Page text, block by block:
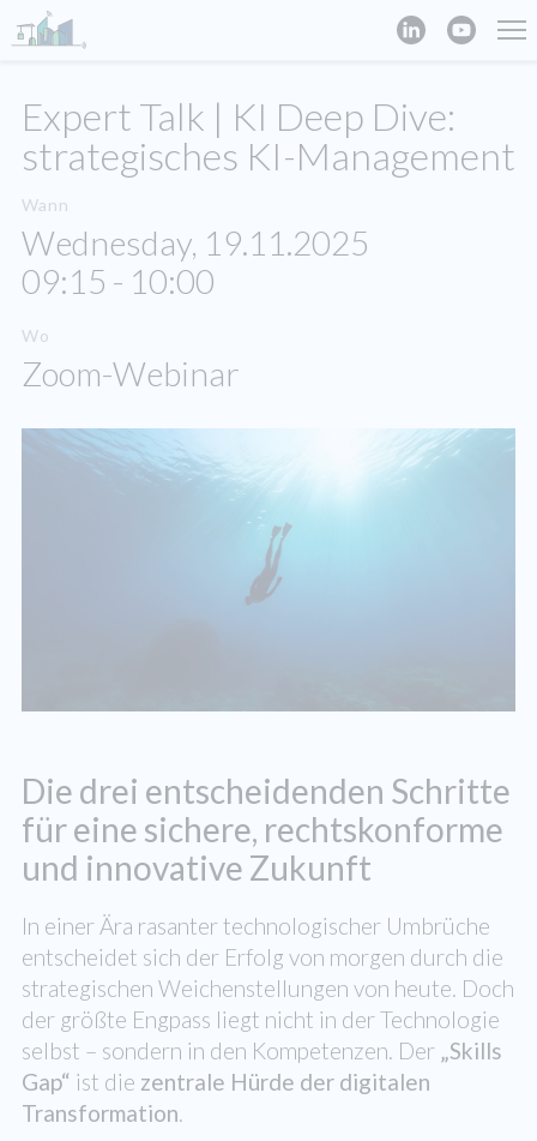
Expert Talk | KI Deep Dive:
strategisches KI-Management
Wann
Wednesday, 19.11.2025
09:15 - 10:00
Wo
Zoom-Webinar
Die drei entscheidenden Schritte
für eine sichere, rechtskonforme
und innovative Zukunft
In einer Ära rasanter technologischer Umbrüche
entscheidet sich der Erfolg von morgen durch die
strategischen Weichenstellungen von heute. Doch
der größte Engpass liegt nicht in der Technologie
selbst – sondern in den Kompetenzen. Der „Skills
Gap“ ist die zentrale Hürde der digitalen
Transformation.